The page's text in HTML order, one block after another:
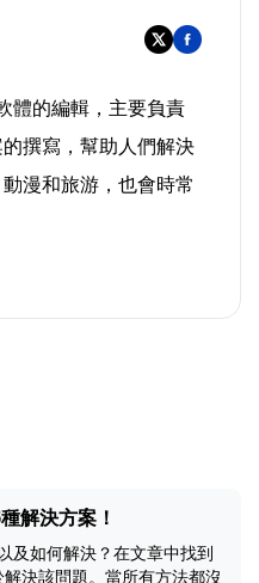
體的編輯，主要負責
撰寫，幫助人們解決
漫和旅游，也會時常
解決方案！
及如何解決？在文章中找到
決該問題。當所有方法都沒